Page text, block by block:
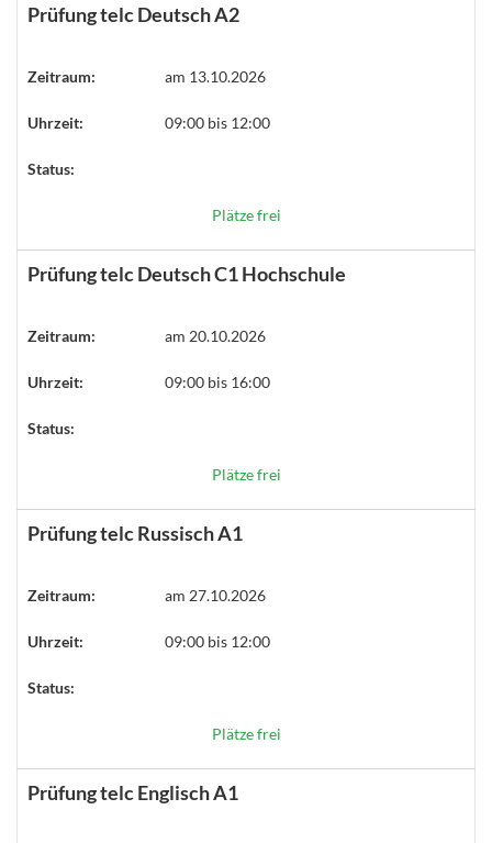
Prüfung telc Deutsch A2
Zeitraum: am 13.10.2026
Uhrzeit: 09:00 bis 12:00
Status:
Plätze frei
Prüfung telc Deutsch C1 Hochschule
Zeitraum: am 20.10.2026
Uhrzeit: 09:00 bis 16:00
Status:
Plätze frei
Prüfung telc Russisch A1
Zeitraum: am 27.10.2026
Uhrzeit: 09:00 bis 12:00
Status:
Plätze frei
Prüfung telc Englisch A1